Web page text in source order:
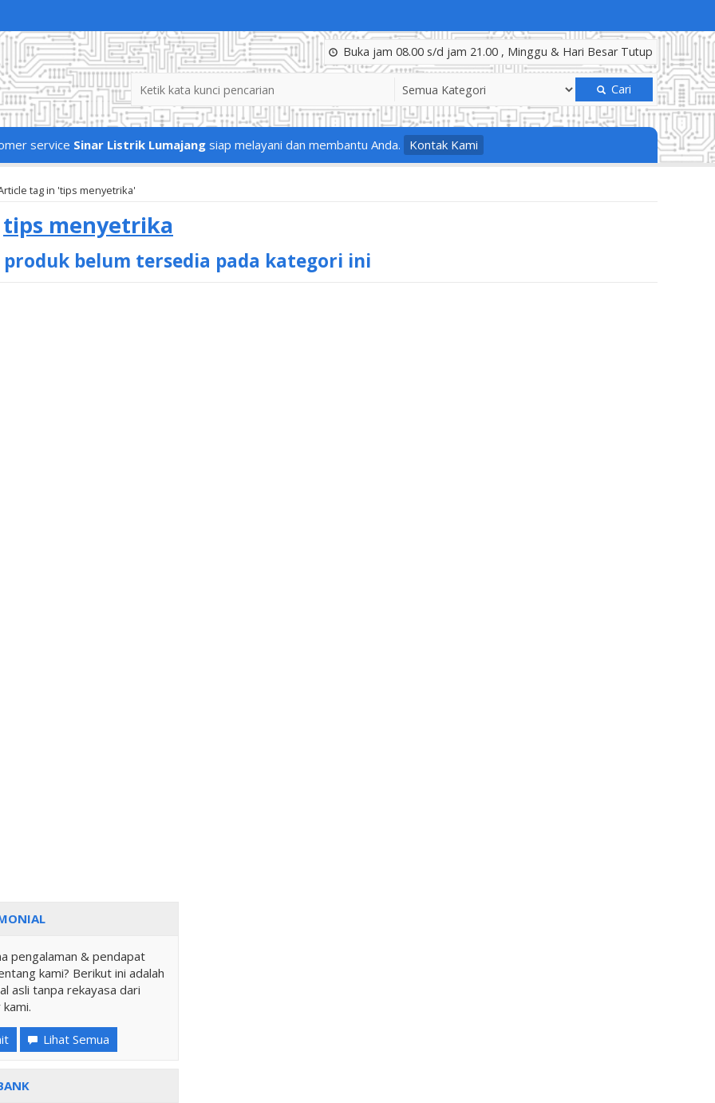
Buka jam 08.00 s/d jam 21.00 , Minggu & Hari Besar Tutup
Cari
service Sinar Listrik Lumajang siap melayani dan membantu Anda. Kontak Kami
tag in 'tips menyetrika'
tips menyetrika
produk belum tersedia pada kategori ini
pengalaman & pendapat
kami? Berikut ini adalah
asli tanpa rekayasa dari
Lihat Semua